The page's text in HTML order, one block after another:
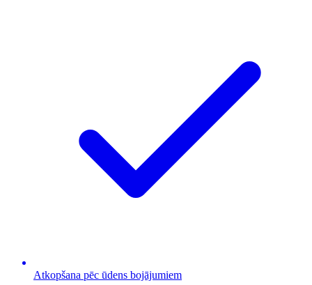
Atkopšana pēc ūdens bojājumiem